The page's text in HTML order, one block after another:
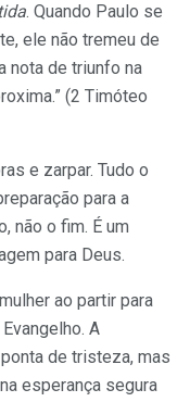
. Quando Paulo se
ele não tremeu de
nota de triunfo na
(2 Timóteo
e zarpar. Tudo o
para a
não o fim. É um
para Deus.
ao partir para
A
de tristeza, mas
esperança segura